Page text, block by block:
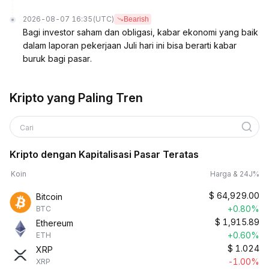
2026-08-07 16:35 (UTC) Bearish
Bagi investor saham dan obligasi, kabar ekonomi yang baik
dalam laporan pekerjaan Juli hari ini bisa berarti kabar
buruk bagi pasar.
Kripto yang Paling Tren
Cari
Kripto dengan Kapitalisasi Pasar Teratas
Koin Harga & 24J%
Bitcoin
BTC
$ 64,929.00
+0.80%
Ethereum
ETH
$ 1,915.89
+0.60%
XRP
XRP
$ 1.024
-1.00%